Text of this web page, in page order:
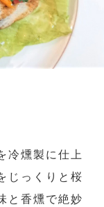
冷燻製に仕上
じっくりと桜
と香燻で絶妙